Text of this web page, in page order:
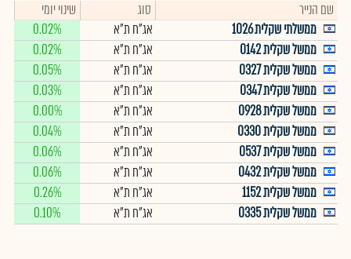
שם הנייר סוג
שינוי יומי
ממשלתי שקלית 1026
אג"ח ת"א
0.02%
ממשל שקלית 0142
אג"ח ת"א
0.02%
ממשל שקלית 0327
אג"ח ת"א
0.05%
ממשל שקלית 0347
אג"ח ת"א
0.03%
ממשל שקלית 0928
אג"ח ת"א
0.00%
ממשל שקלית 0330
אג"ח ת"א
0.04%
ממשל שקלית 0537
אג"ח ת"א
0.06%
ממשל שקלית 0432
אג"ח ת"א
0.06%
ממשל שקלית 1152
אג"ח ת"א
0.26%
ממשל שקלית 0335
אג"ח ת"א 0.10%